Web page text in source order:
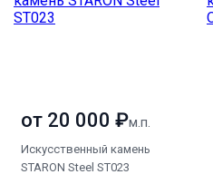
от 20 000 ₽м.п.
Искусственный камень
STARON Steel ST023